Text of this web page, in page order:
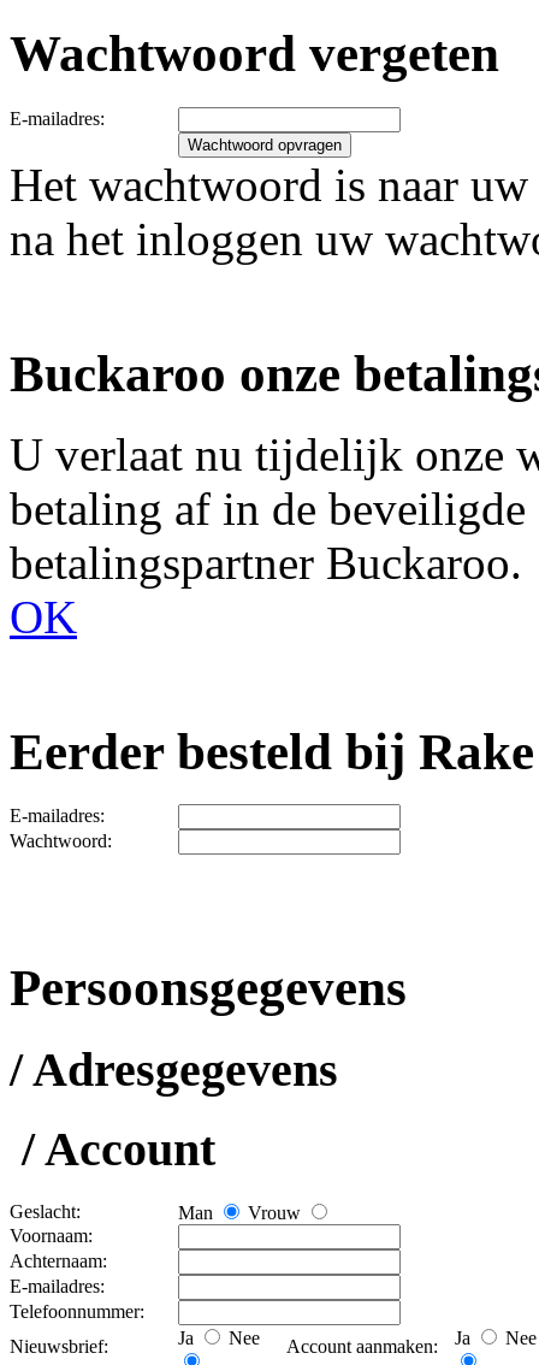
Wachtwoord vergeten
E-mailadres:
Het wachtwoord is naar
na het inloggen uw
Buckaroo onze
U verlaat nu tijdelijk onze
betaling af in de
betalingspartner Buckaroo.
OK
Eerder besteld bij
E-mailadres:
Wachtwoord:
Persoonsgegevens
/ Adresgegevens
/ Account
Geslacht: Man
Vrouw
Voornaam:
Achternaam:
E-mailadres:
Telefoonnummer:
Nieuwsbrief:
Ja Nee Account aanmaken: Ja Nee